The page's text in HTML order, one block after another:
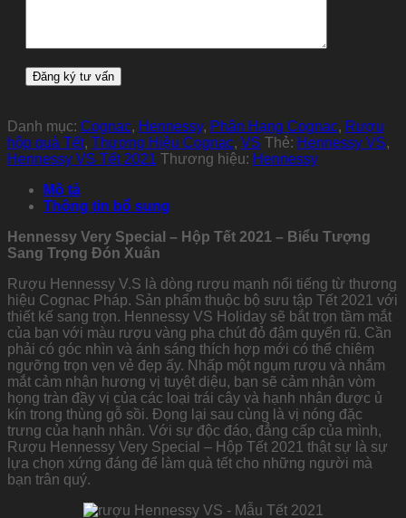
Danh mục: Cognac, Hennessy, Phân Hạng Cognac, Rượu
hộp quà Tết, Thương Hiệu Cognac, VS Thẻ: Hennessy VS,
Hennessy VS Tết 2021
Thương hiệu: Hennessy
Mô tả
Thông tin bổ sung
Hennessy Very Special – Hộp Tết 2021 – Biểu Tượng
Sang Trọng Đón Xuân
Rượu Hennessy V.S là dòng rượu mạnh nổi tiếng từ thương
hiệu Cognac Pháp. Sản phẩm thuộc bộ sưu tập Tết 2021 với
thiết kế sang trọn. Hennessy VS Holiday sẽ bắt trọn tầm mắt
của bạn với màu rượu vàng pha chút đỏ đậm quyến rũ. Cần
phải có góc nhìn và ánh sáng thích hợp mới có thể chiêm
ngưỡng trọn vẹn vẻ đẹp ấy. Nhấp một ngụm rượu và nhắm
mắt cảm nhận hương vị tuyệt diệu, bạn sẽ cảm nhận vòm
họng tràn đầy vị của các loại trái cây và hạnh nhân được ủ
kín trong thùng gỗ sồi. Đọng lại sau cùng là vị nóng đặc
trưng của hạnh nhân. Với sự độc đáo, đẳng cấp của mình,
Rượu Hennessy Very Special – Hộp Tết 2021 thật sự là sự
lựa chọn xứng đáng để làm quà tết cho những người mà
bạn trân quý.